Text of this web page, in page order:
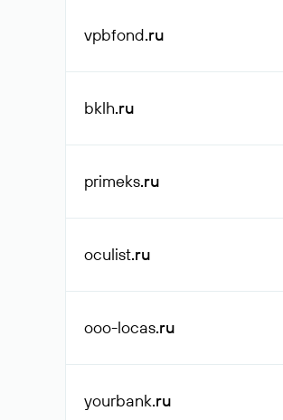
vpbfond.ru
bklh.ru
primeks.ru
oculist.ru
ooo-locas.ru
yourbank.ru